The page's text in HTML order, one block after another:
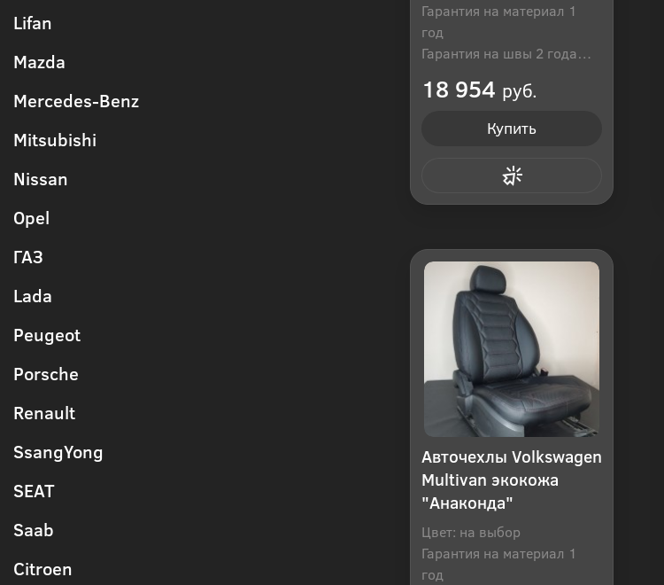
Lifan
Mazda
Mercedes-Benz
Mitsubishi
Nissan
Opel
ГАЗ
Lada
Peugeot
Porsche
Renault
SsangYong
SEAT
Saab
Citroen
Гарантия на материал 1
год
Гарантия на швы 2 года
18 954 руб.
Купить
Авточехлы Volkswagen
Multivan экокожа
"Анаконда"
Цвет: на выбор
Гарантия на материал 1
год